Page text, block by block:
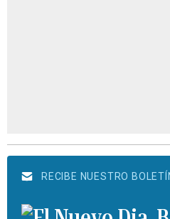
RECIBE NUESTRO